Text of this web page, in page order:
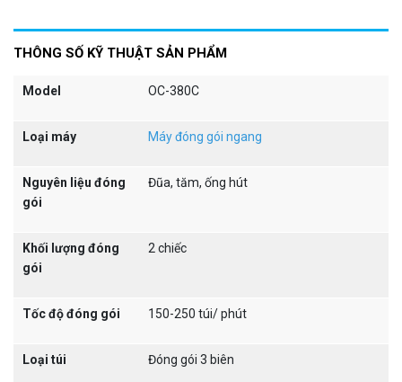
Thiết bị này được là sự lựa chọn hợp lý đối với các doanh
THÔNG SỐ KỸ THUẬT SẢN PHẨM
Model OC-380C
Loại máy Máy đóng gói ngang
Nguyên liệu đóng
gói
Đũa, tăm, ống hút
Khối lượng đóng
gói
2 chiếc
Tốc độ đóng gói 150-250 túi/ phút
Loại túi Đóng gói 3 biên